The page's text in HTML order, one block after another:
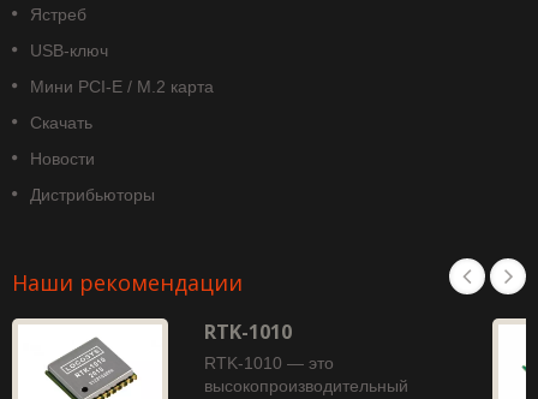
Ястреб
USB-ключ
Мини PCI-E / M.2 карта
Скачать
Новости
Дистрибьюторы
Наши рекомендации
RTK-1010
RTK-1010 — это
высокопроизводительный